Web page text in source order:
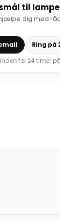
til
dig med
Ring på
for 24 timer